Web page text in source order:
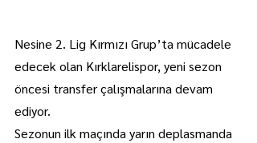
Nesine 2. Lig Kırmızı Grup’ta mücadele
edecek olan Kırklarelispor, yeni sezon
öncesi transfer çalışmalarına devam
ediyor.
Sezonun ilk maçında yarın deplasmanda